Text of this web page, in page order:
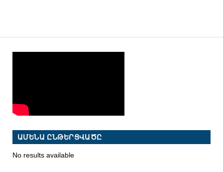
ԱՄԵՆԱ ԸՆԹԵՐՑՎԱԾԸ
No results available